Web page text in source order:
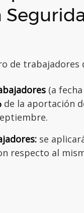
de trabajadores
(a
de la aportación
se
respecto al